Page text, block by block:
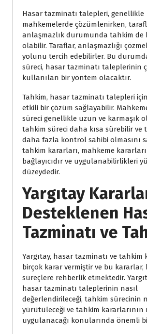
Hasar tazminatı talepleri, genellikle
mahkemelerde çözümlenirken,
anlaşmazlık durumunda tahkim de
olabilir. Taraflar, anlaşmazlığı
yolunu tercih edebilirler. Bu
süreci, hasar tazminatı taleplerinin
kullanılan bir yöntem olacaktır.
Tahkim, hasar tazminatı talepleri
etkili bir çözüm sağlayabilir.
süreci genellikle uzun ve karmaşık
tahkim süreci daha kısa sürebilir ve
daha fazla kontrol sahibi olmasını
tahkim kararları, mahkeme
bağlayıcıdır ve uygulanabilirlikleri
düzeydedir.
Yargıtay
Desteklenen
Tazminatı ve
Yargıtay, hasar tazminatı ve tahkim
birçok karar vermiştir ve bu kararlar,
süreçlere rehberlik etmektedir.
hasar tazminatı taleplerinin nasıl
değerlendirileceği, tahkim sürecinin
yürütüleceği ve tahkim kararlarının
uygulanacağı konularında önemli